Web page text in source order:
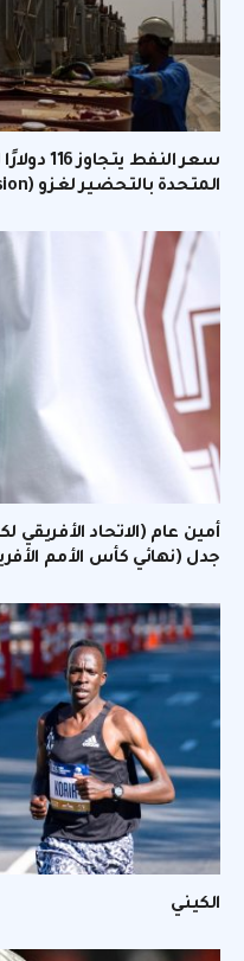
سعر
المتحدة بالتحضير لغزو (invasion).
أمين عام (الاتحاد
جدل (نهائي كأس الأمم
الكيني